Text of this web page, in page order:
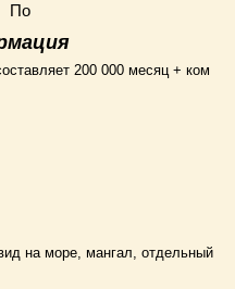
По
200 000 месяц + ком
на море, мангал, отдельный